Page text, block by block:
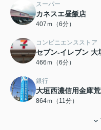
スーパー
カネスエ昼飯店
407ｍ（6分）
コンビニエンスストア
セブン-イレブン 大
466ｍ（6分）
銀行
大垣西濃信用金庫
864ｍ（11分）